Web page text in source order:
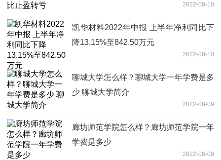
2022-08-10
凯华材料2022年中报 上半年净利同比下
降13.15%至842.50万元
2022-08-10
聊城大学怎么样？聊城大学一年学费是多
少 聊城大学简介
2022-08-09
廊坊师范学院怎么样？廊坊师范学院一年
学费是多少
2022-08-09